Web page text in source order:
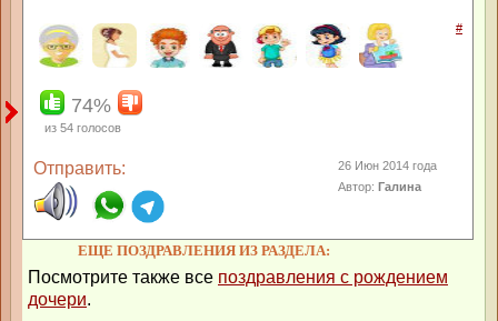
#
74%
из 54 голосов
Отправить:
26 Июн 2014 года
Автор:Галина
ЕЩЕ ПОЗДРАВЛЕНИЯ ИЗ РАЗДЕЛА:
Посмотрите также все поздравления с рождением
дочери.